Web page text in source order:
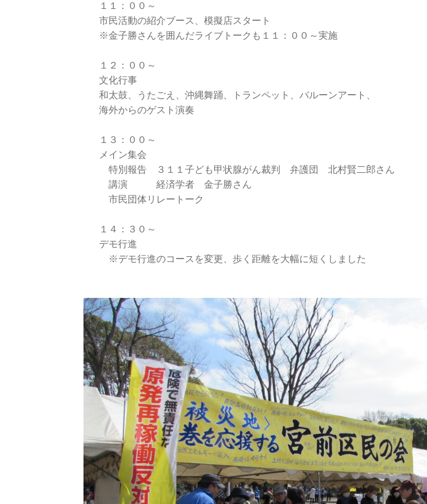
１１：００～
市民活動の紹介ブース、模擬店スタート
※金子勝さんを囲んだライブトークも１１：００～実施
１２：００～
文化行事
和太鼓、うたごえ、沖縄舞踊、トランペット、バルーンアート、
海外からのゲスト演奏
１３：００～
メイン集会
特別報告　３１１子ども甲状腺がん裁判　弁護団　北村賢二郎さん
講演　　　経済学者　金子勝さん
市民団体リレートーク
１４：３０～
デモ行進
※デモ行進のコースを変更、歩く距離を大幅に短くしました